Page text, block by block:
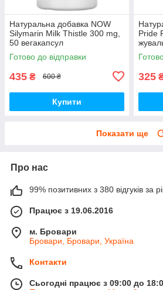
Натуральна добавка NOW
Silymarin Milk Thistle 300 mg,
50 вегакапсул
Готово до відправки
435 ₴ 600 ₴
Купити
Pride
325
Показати ще
Про нас
99% позитивних з 380 відгуків за
Працює з 19.06.2016
м. Бровари
Бровари, Бровари, Україна
Контакти
Сьогодні працює з 09:00 до